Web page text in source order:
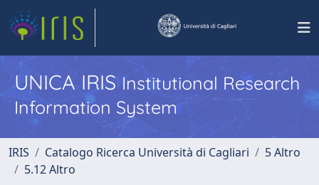
UNICA IRISInstitutional Research
Information System
IRIS Catalogo Ricerca Università di Cagliari
5 Altro
5.12 Altro